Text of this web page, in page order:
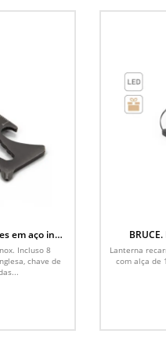
em aço inox
Incluso 8
chave de
Lanterna
com alça de